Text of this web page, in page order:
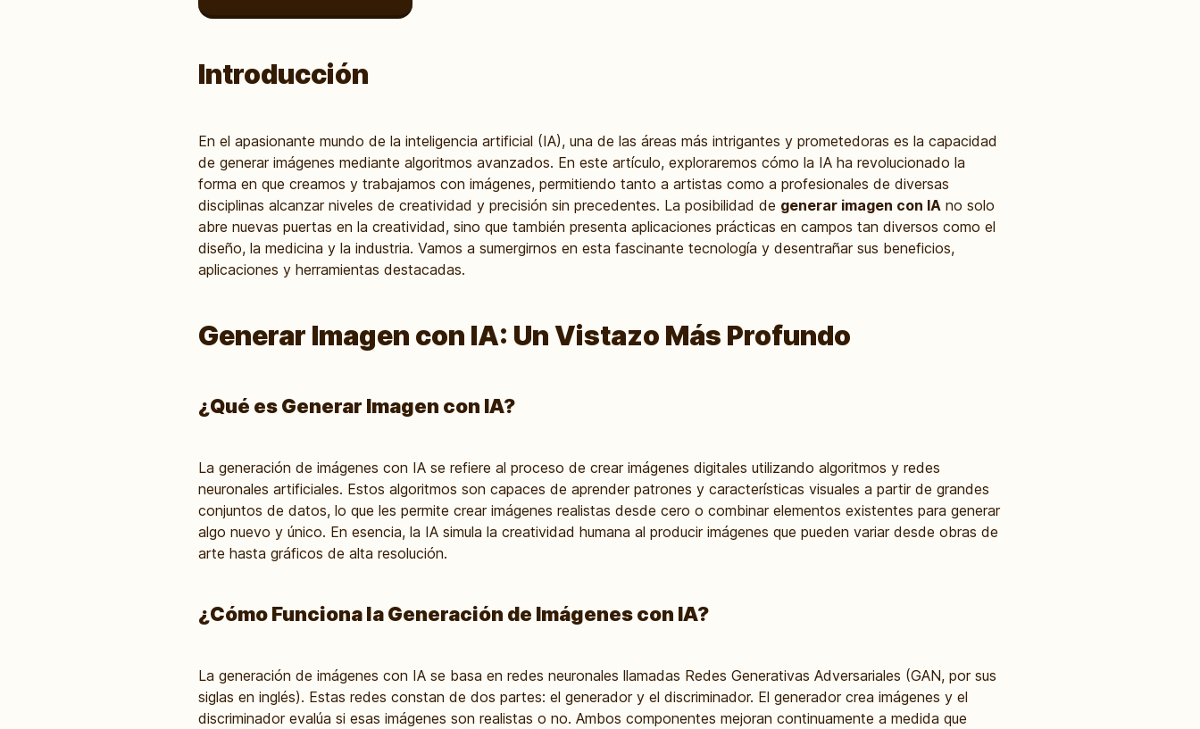
Introducción
En el apasionante mundo de la inteligencia artificial (IA), una de las áreas más intrigantes y prometedoras es la capacidad
de generar imágenes mediante algoritmos avanzados. En este artículo, exploraremos cómo la IA ha revolucionado la
forma en que creamos y trabajamos con imágenes, permitiendo tanto a artistas como a profesionales de diversas
disciplinas alcanzar niveles de creatividad y precisión sin precedentes. La posibilidad de generar imagen con IA no solo
abre nuevas puertas en la creatividad, sino que también presenta aplicaciones prácticas en campos tan diversos como el
diseño, la medicina y la industria. Vamos a sumergirnos en esta fascinante tecnología y desentrañar sus beneficios,
aplicaciones y herramientas destacadas.
Generar Imagen con IA: Un Vistazo Más Profundo
¿Qué es Generar Imagen con IA?
La generación de imágenes con IA se refiere al proceso de crear imágenes digitales utilizando algoritmos y redes
neuronales artificiales. Estos algoritmos son capaces de aprender patrones y características visuales a partir de grandes
conjuntos de datos, lo que les permite crear imágenes realistas desde cero o combinar elementos existentes para generar
algo nuevo y único. En esencia, la IA simula la creatividad humana al producir imágenes que pueden variar desde obras de
arte hasta gráficos de alta resolución.
¿Cómo Funciona la Generación de Imágenes con IA?
La generación de imágenes con IA se basa en redes neuronales llamadas Redes Generativas Adversariales (GAN, por sus
siglas en inglés). Estas redes constan de dos partes: el generador y el discriminador. El generador crea imágenes y el
discriminador evalúa si esas imágenes son realistas o no. Ambos componentes mejoran continuamente a medida que